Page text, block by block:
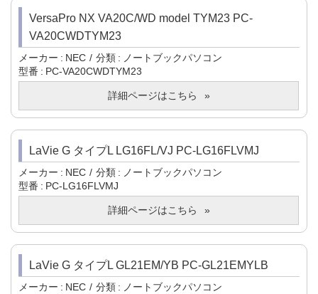
VersaPro NX VA20C/WD model TYM23 PC-
VA20CWDTYM23
メーカー NEC 分類
ノートブックパソコン
型番
PC-VA20CWDTYM23
詳細ページはこちら
LaVie G タイプL LG16FL/VJ PC-LG16FLVMJ
メーカー NEC 分類
ノートブックパソコン
型番
PC-LG16FLVMJ
詳細ページはこちら
LaVie G タイプL GL21EM/YB PC-GL21EMYLB
メーカー NEC 分類
ノートブックパソコン